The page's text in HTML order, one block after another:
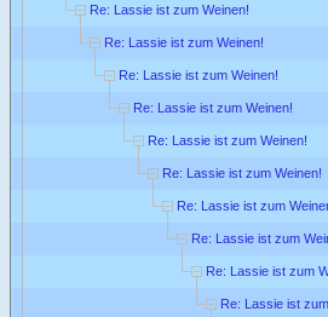
Re: Lassie ist zum Weinen!
Re: Lassie ist zum Weinen!
Re: Lassie ist zum Weinen!
Re: Lassie ist zum Weinen!
Re: Lassie ist zum Weinen!
Re: Lassie ist zum Weinen!
Re: Lassie ist zum
Re: Lassie ist zum
Re: Lassie ist zum
Re: Lassie ist